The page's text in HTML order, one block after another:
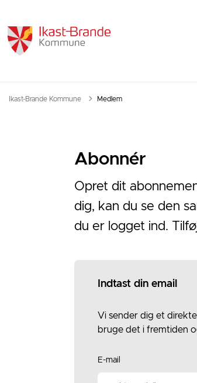
Ikast-Brande Kommune Medlem
Abonnér
Opret dit
dig, kan du se den
du er logget ind.
Indtast din email
Vi sender dig et
bruge det i fremtiden
E-mail